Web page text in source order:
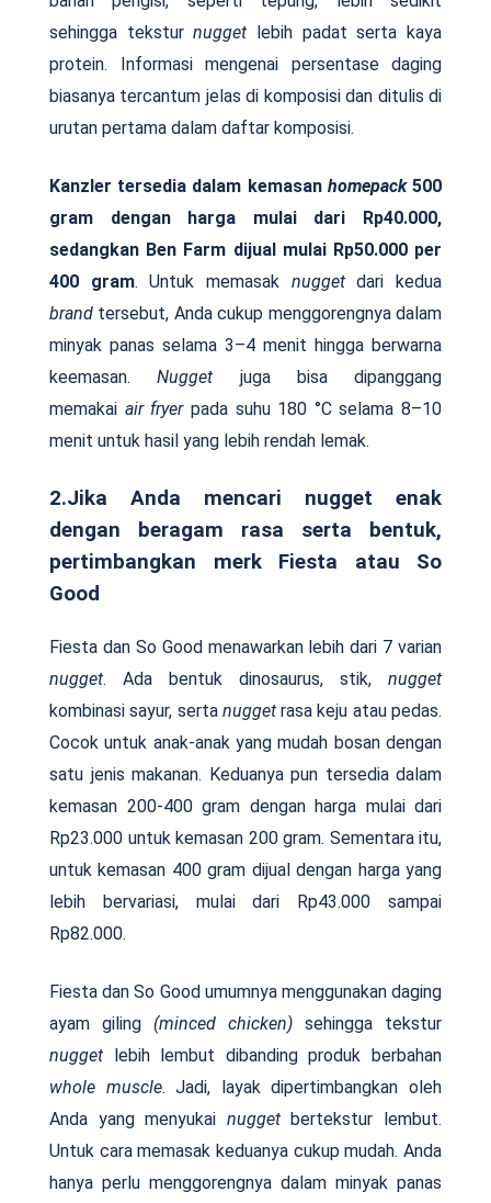
sehingga teksturnugget lebih padat serta kaya
protein. Informasi mengenai persentase daging
biasanya tercantum jelas di komposisi dan ditulis di
urutan pertama dalam daftar komposisi.
Kanzler tersedia dalam kemasan homepack500
gram dengan harga mulai dari Rp40.000,
sedangkan Ben Farm dijual mulai Rp50.000 per
400 gram. Untuk memasak nuggetdari kedua
brand tersebut, Anda cukup menggorengnya dalam
minyak panas selama 3–4 menit hingga berwarna
keemasan.Nugget juga bisa dipanggang
memakai air fryer pada suhu 180 °C selama 8–10
menit untuk hasil yang lebih rendah lemak.
2.Jika Anda mencari nugget enak
dengan beragam rasa serta bentuk,
pertimbangkan merk Fiesta atau So
Good
Fiesta dan So Good menawarkan lebih dari 7 varian
nugget. Ada bentuk dinosaurus, stik, nugget
kombinasi sayur, serta nuggetrasa keju atau pedas.
Cocok untuk anak-anak yang mudah bosan dengan
satu jenis makanan. Keduanya pun tersedia dalam
kemasan 200-400 gram dengan harga mulai dari
Rp23.000 untuk kemasan 200 gram. Sementara itu,
untuk kemasan 400 gram dijual dengan harga yang
lebih bervariasi, mulai dari Rp43.000 sampai
Rp82.000.
Fiesta dan So Good umumnya menggunakan daging
ayam giling (minced chicken) sehingga tekstur
nugget lebih lembut dibanding produk berbahan
whole muscle. Jadi, layak dipertimbangkan oleh
Anda yang menyukai nuggetbertekstur lembut.
Untuk cara memasak keduanya cukup mudah. Anda
hanya perlu menggorengnya dalam minyak panas